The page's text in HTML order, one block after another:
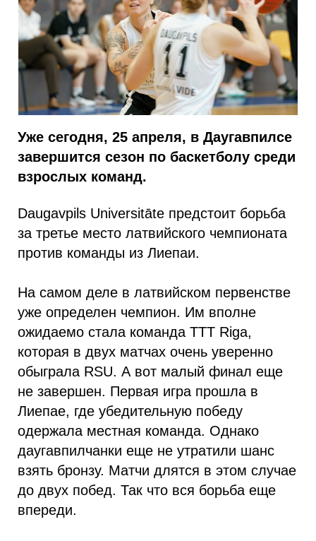
Уже сегодня, 25 апреля, в Даугавпилсе
завершится сезон по баскетболу среди
взрослых команд.
Daugavpils Universitāte предстоит борьба
за третье место латвийского чемпионата
против команды из Лиепаи.
На самом деле в латвийском первенстве
уже определен чемпион. Им вполне
ожидаемо стала команда TTT Riga,
которая в двух матчах очень уверенно
обыграла RSU. А вот малый финал еще
не завершен. Первая игра прошла в
Лиепае, где убедительную победу
одержала местная команда. Однако
даугавпилчанки еще не утратили шанс
взять бронзу. Матчи длятся в этом случае
до двух побед. Так что вся борьба еще
впереди.